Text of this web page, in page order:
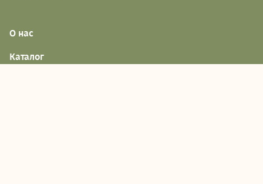
О нас
Каталог